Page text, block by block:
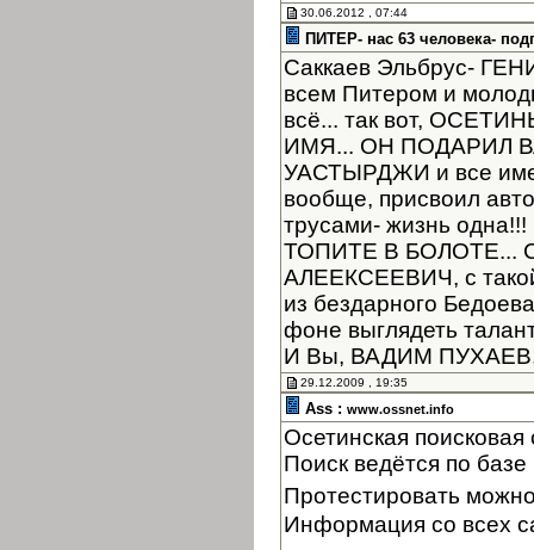
30.06.2012 , 07:44
ПИТЕР- нас 63 человека-
Саккаев Эльбрус-
всем Питером и
всё... так вот,
ИМЯ... ОН ПОДАРИЛ
УАСТЫРДЖИ и все
вообще, присвоил
трусами- жизнь
ТОПИТЕ В БОЛОТЕ...
АЛЕЕКСЕЕВИЧ, с такой
из бездарного
фоне выглядеть
И Вы, ВАДИМ ПУХАЕВ,
29.12.2009 , 19:35
Ass : www.ossnet.info
Осетинская
Поиск ведётся по
Протестировать
Информация со всех